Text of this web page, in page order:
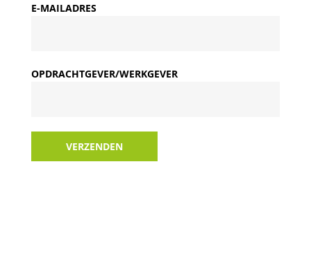
E-MAILADRES
OPDRACHTGEVER/WERKGEVER
VERZENDEN